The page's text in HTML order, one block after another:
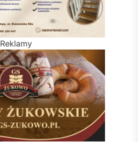
Reklamy